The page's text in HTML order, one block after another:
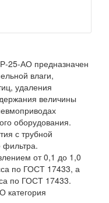
25-АО предназначен
влаги,
удаления
величины
оборудования.
с трубной
фильтра.
от 0,1 до 1,0
по ГОСТ 17433, а
по ГОСТ 17433.
категория